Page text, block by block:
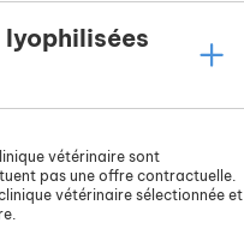
lyophilisées
vétérinaire sont
pas une offre contractuelle.
vétérinaire sélectionnée et